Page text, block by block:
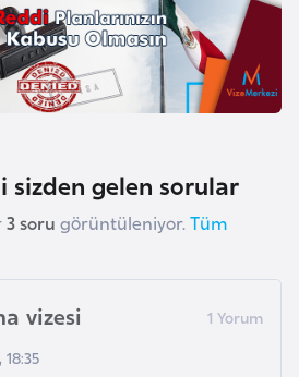
sizden gelen sorular
3 soru görüntüleniyor. Tüm
vizesi
18:35